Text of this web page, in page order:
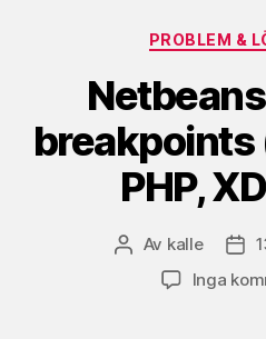
PROBLEM &
breakpoints
PHP,
Inläggsförfattare
Av kalle
Inga